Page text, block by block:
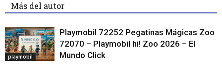
Más del autor
playmobil
Playmobil 72252 Pegatinas Mágicas Zoo
72070 – Playmobil hi! Zoo 2026 – El
Mundo Click